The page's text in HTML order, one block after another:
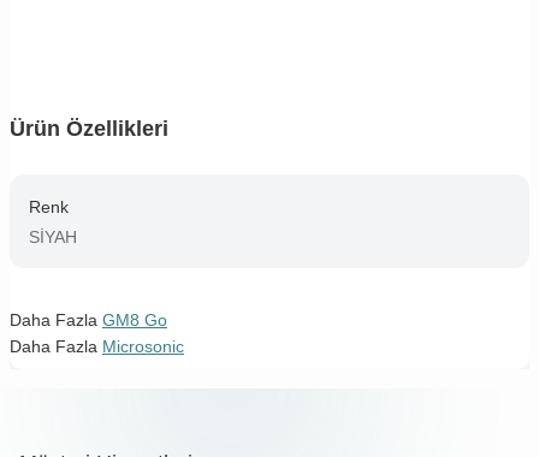
Ürün Özellikleri
Renk
SİYAH
Daha Fazla GM8 Go
Daha Fazla Microsonic